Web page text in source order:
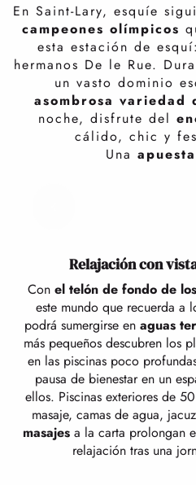
SU ESTANCIA
LAS ACTIVIDADES
En Saint-Lary, esquíe
campeones olímpicos
esta estación de
hermanos De le Rue.
un vasto dominio
asombrosa variedad
noche, disfrute del
cálido, chic y
Una
chic y
Saint-Lary es una estación
compras y elegir entre un
o un bar de tapas. Su
chalés de madera y
unidad. Sus hoteles de 4
renombre y su centro termal
popular para saborear el
Relajación con
Con el telón de fondo de
este mundo que recuerda a
podrá sumergirse en aguas
más pequeños descubren los
en las piscinas poco
pausa de bienestar en un
ellos. Piscinas exteriores de
masaje, camas de agua,
masajesa la carta prolongan
relajación tras una